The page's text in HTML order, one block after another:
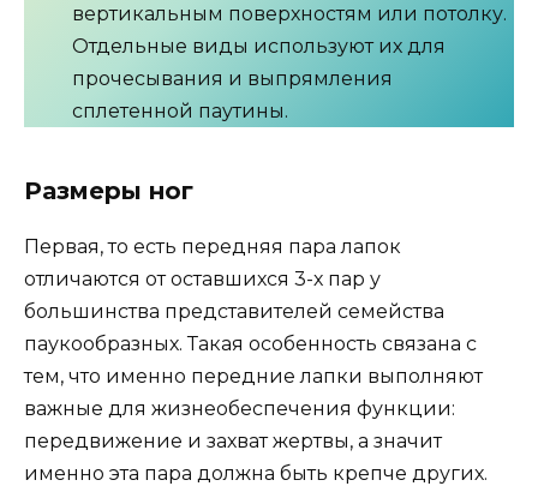
вертикальным поверхностям или потолку.
Отдельные виды используют их для
прочесывания и выпрямления
сплетенной паутины.
Размеры ног
Первая, то есть передняя пара лапок
отличаются от оставшихся 3-х пар у
большинства представителей семейства
паукообразных. Такая особенность связана с
тем, что именно передние лапки выполняют
важные для жизнеобеспечения функции:
передвижение и захват жертвы, а значит
именно эта пара должна быть крепче других.